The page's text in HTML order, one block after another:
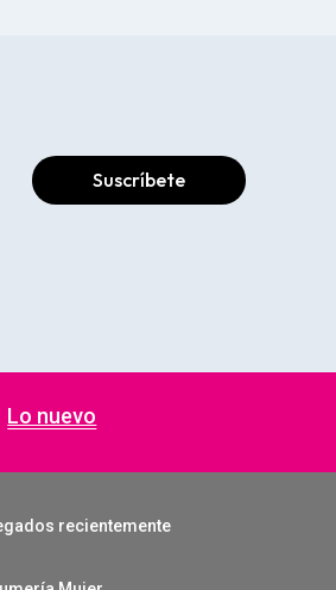
Suscríbete
Lo nuevo
recientemente